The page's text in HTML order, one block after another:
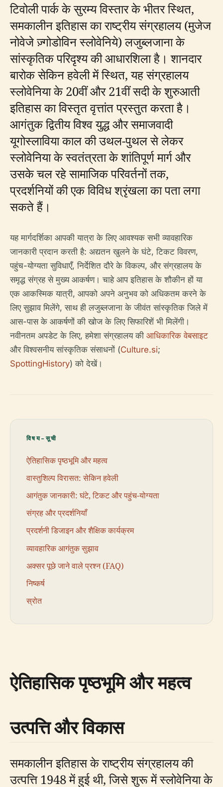
टिवोली पार्क के सुरम्य विस्तार के भीतर स्थित,
समकालीन इतिहास का राष्ट्रीय संग्रहालय (मुजेज
नोवेजे ज़्गोडोविन स्लोवेनिये) लजुब्लजाना के
सांस्कृतिक परिदृश्य की आधारशिला है। शानदार
बारोक सेकिन हवेली में स्थित, यह संग्रहालय
स्लोवेनिया के 20वीं और 21वीं सदी के शुरुआती
इतिहास का विस्तृत वृत्तांत प्रस्तुत करता है।
आगंतुक द्वितीय विश्व युद्ध और समाजवादी
यूगोस्लाविया काल की उथल-पुथल से लेकर
स्लोवेनिया के स्वतंत्रता के शांतिपूर्ण मार्ग और
उसके चल रहे सामाजिक परिवर्तनों तक,
प्रदर्शनियों की एक विविध श्रृंखला का पता लगा
सकते हैं।
यह मार्गदर्शिका आपकी यात्रा के लिए आवश्यक सभी व्यावहारिक
जानकारी प्रदान करती है: अद्यतन खुलने के घंटे, टिकट विवरण,
पहुंच-योग्यता सुविधाएँ, निर्देशित दौरे के विकल्प, और संग्रहालय के
समृद्ध संग्रह से मुख्य आकर्षण। चाहे आप इतिहास के शौकीन हों या
एक आकस्मिक यात्री, आपको अपने अनुभव को अधिकतम करने के
लिए सुझाव मिलेंगे, साथ ही लजुब्लजाना के जीवंत सांस्कृतिक जिले में
आस-पास के आकर्षणों की खोज के लिए सिफारिशें भी मिलेंगी।
नवीनतम अपडेट के लिए, हमेशा संग्रहालय की आधिकारिक वेबसाइट
और विश्वसनीय सांस्कृतिक संसाधनों (Culture.si;
SpottingHistory) को देखें।
विषय-सूची
ऐतिहासिक पृष्ठभूमि और महत्व
वास्तुशिल्प विरासत: सेकिन हवेली
आगंतुक जानकारी: घंटे, टिकट और पहुंच-योग्यता
संग्रह और प्रदर्शनियाँ
प्रदर्शनी डिजाइन और शैक्षिक कार्यक्रम
व्यावहारिक आगंतुक सुझाव
अक्सर पूछे जाने वाले प्रश्न (FAQ)
निष्कर्ष
स्रोत
ऐतिहासिक पृष्ठभूमि और महत्व
उत्पत्ति और विकास
समकालीन इतिहास के राष्ट्रीय संग्रहालय की
उत्पत्ति 1948 में हुई थी, जिसे शुरू में स्लोवेनिया के